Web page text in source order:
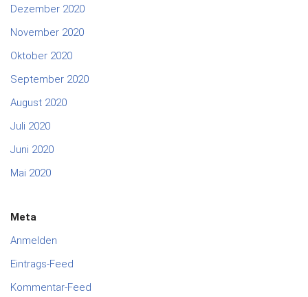
Dezember 2020
November 2020
Oktober 2020
September 2020
August 2020
Juli 2020
Juni 2020
Mai 2020
Meta
Anmelden
Eintrags-Feed
Kommentar-Feed